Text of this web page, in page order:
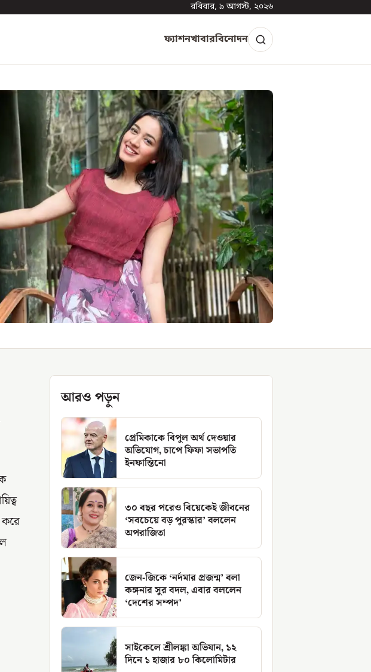
রবিবার, ৯ আগস্ট, ২০২৬
ফ্যাশনখাবারবিনোদন
আরও পড়ুন
প্রেমিকাকে বিপুল অর্থ দেওয়ার
অভিযোগ, চাপে ফিফা সভাপতি
ইনফান্তিনো
৩০ বছর পরেও বিয়েকেই জীবনের
‘সবচেয়ে বড় পুরস্কার’ বললেন
অপরাজিতা
জেন-জিকে ‘নর্দমার প্রজন্ম’ বলা
কঙ্গনার সুর বদল, এবার বললেন
‘দেশের সম্পদ’
সাইকেলে শ্রীলঙ্কা অভিযান, ১২
দিনে ১ হাজার ৮০ কিলোমিটার